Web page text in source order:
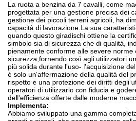
La ruota a benzina da 7 cavalli, come
progettata per una gestione precisa dei
gestione dei piccoli terreni agricoli, ha
capacità di lavorazione.La sua
quando questo giradischi ottiene la
simbolo sia di sicurezza che di qualità,
pienamente conforme alle severe
sicurezza,fornendo così agli utilizzatori
più solida durante l'uso- l'acquisizione
è solo un'affermazione della qualità del
rispetto e una protezione dei diritti degli
operatori di utilizzarlo con fiducia e
dell'efficienza offerte dalle moderne
Implementa:
Abbiamo sviluppato una gamma